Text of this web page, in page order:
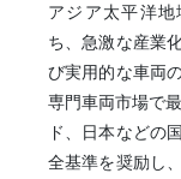
アジア太平洋
ち、急激な産業
び実用的な車両
専門車両市場で
ド、日本などの
全基準を奨励し